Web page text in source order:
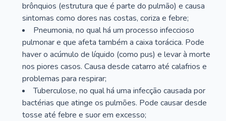
brônquios (estrutura que é parte do pulmão) e causa
sintomas como dores nas costas, coriza e febre;
Pneumonia, no qual há um processo infeccioso
pulmonar e que afeta também a caixa torácica. Pode
haver o acúmulo de líquido (como pus) e levar à morte
nos piores casos. Causa desde catarro até calafrios e
problemas para respirar;
Tuberculose, no qual há uma infecção causada por
bactérias que atinge os pulmões. Pode causar desde
tosse até febre e suor em excesso;